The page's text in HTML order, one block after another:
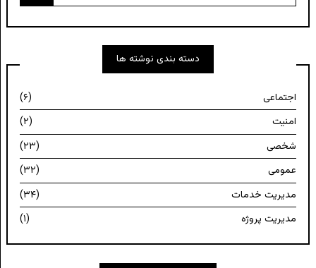
دسته بندی نوشته ها
اجتماعی
(۶)
امنیت
(۲)
شخصی
(۲۳)
عمومی
(۳۲)
مدیریت خدمات
(۳۴)
مدیریت پروژه
(۱)